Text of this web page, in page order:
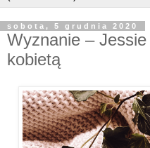
sobota, 5 grudnia 2020
Wyznanie –
kobietą